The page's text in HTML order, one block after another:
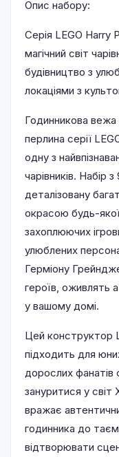
Опис набору:
Серія LEGO Harry
магічний світ
будівництво з
локаціями з
Годинникова
перлина серії
одну з
чарівників. Набір
деталізовану
окрасою будь-
захоплюючих
улюблених
Герміону
героїв, оживлять
у вашому домі.
Цей конструктор
підходить для
дорослих фанатів
зануритися у
вражає
годинника до
відтворювати